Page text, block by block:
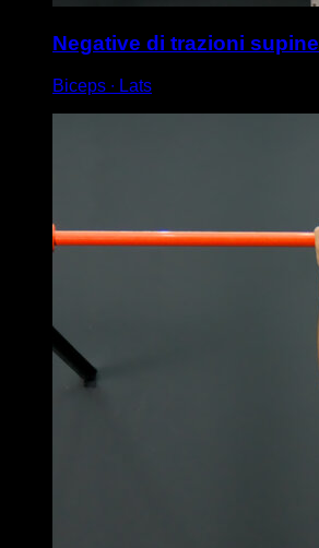
Negative di trazioni supine
Biceps ∙ Lats